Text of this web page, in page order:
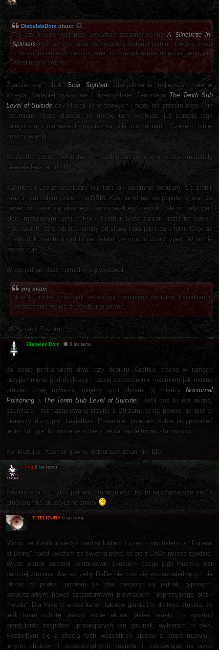
DiabelskiDompisze:
Tak czy inaczej najlepszy Leviathan zaczyna się na A Silhouette in
Splinters , chociaż to w ogóle nie metalowy materiał. Debiut i Dwójka, choć
w moim mniemaniu bardzo fajne, to zdecydowanie ustępują temu, co
Wrest nagrał później.
Zgadza się, obok Scar Sightedzdecydowanie najlepszy materiał
Wresta. Najlepiej wyważone i przemyśłane. Fenomenu The Tenth Sub
Level of Suicide czy Macek Whorororwych i nigdy nie zrozumiałem i nie
rozumiem. Może dlatego, że trochę tam wychodzi już parodia tego
całego zła i nienawiści, mocno na siłę momentami. Czasem mniej
znaczy więcej.
Wszystko przed pełnoprawnym debiutem to ciepła sraka, materiały
niewiele lepsze od LLN.
Xasthura i Leviathana łączy też fakt jak ogromnie popularni się zrobili
wraz z tym całym szałem na DBM. Xasthur to tak sie popularny stał, że
nawet doczekał się własnego fanboyowskiego zespołu, ale w tradycyjno
black metalowym ujęciu - Fuck Xasthur. Gość zarobił nieźle na swoich
materiałach, dziś odcina kupony od sławy i gra jakiś dark folki. Chociaż
z tego dokumentu o nim to pamiętam, że mocno chory typek. W sumie
współczuję.
Wrest jednak dość normalny się wydawał.
yog pisze:
Mnie to trochę dziwi, jak się można podniecać debiutem Leviathan i
jednocześnie mówić, że Xasthur to gówno.
100% racji. Pozdro.
DiabelskiDom 6 lat temu
Ja sobie posłuchałem dwa razy debiutu Xasthur, trochę w ramach
przypomnienia pod dyskusję i raczej szczerze nie rozumiem jak można
stawiać znak równości między tymi płytami (tj między Nocturnal
Poisoning a The Tenth Sub Level of Suicide). Jeśli coś tu jest nudną,
szumiącą i rozmazgajowaną zrzyną z Burzum, to na pewno nie jest to
pierwszy duży płyt Leviathan. Poważnie, polecam sobie przypomnieć
jedno i drugie, bo możecie sobie z lekka zapdejtować stanowisko.
Konkludując: Xasthur gówno, debiut Leviathan nie. Elo.
yog 6 lat temu
Pewnie oba są, tylko jednemu fanbojujesz, bo to najczarniejsze zło, a
drugi plumka akustyczne smuty
TITELITURY 6 lat temu
Mimo, że Xasthur kiedyś bardzo lubiłem i często słuchałem, a "Funeral
of Being" nadal uważam za świetna płytę, to się z DeDe muszę zgodzić.
Wrest jednak bardziej kombinował, skutkiem czego jego muzyka jest
bardziej złożona. Ale też żeby DeDe nie czuł się wszechwiedzący i nie
obrósł w piórka, powiem że oba zespoły są jednak typowym,
powiedziałbym nawet sztandarowym przykładem "depresyjnego black
metalu". Dla mnie to wręcz kanon takiego grania i to do tego stopnia, że
jeśli mam ochotę puścić sobie akurat jakieś smęty, to spośród
pierdyliarda zespołów uprawiających ten gatunek, wybieram te dwa.
Pozbyłbym się z chęcią tych wszystkich splitów z angra manyiu i
innymi chujowymi, trzeciorzędnymi zespolami, zostawiając na półce